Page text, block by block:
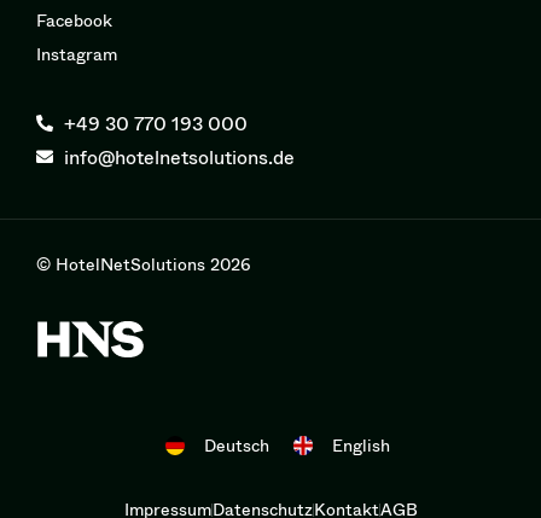
Facebook
Instagram
+49 30 770 193 000
info@hotelnetsolutions.de
Deutsch English
ImpressumDatenschutzKontaktAGB
© HotelNetSolutions 2026